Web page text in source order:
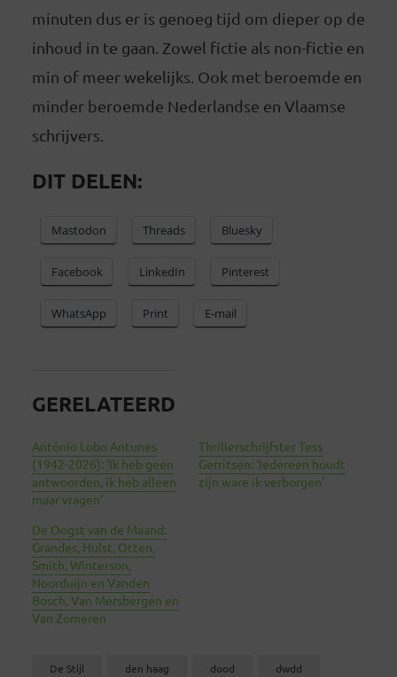
minuten dus er is genoeg tijd om dieper op de
inhoud in te gaan. Zowel fictie als non-fictie en
min of meer wekelijks. Ook met beroemde en
minder beroemde Nederlandse en Vlaamse
schrijvers.
DIT DELEN:
Mastodon Threads Bluesky
Facebook LinkedIn Pinterest
WhatsApp Print E-mail
GERELATEERD
António Lobo Antunes
(1942-2026): ‘Ik heb geen
antwoorden, ik heb alleen
maar vragen’
Thrillerschrijfster Tess
Gerritsen: ‘Iedereen houdt
zijn ware ik verborgen’
De Oogst van de Maand:
Grandes, Hulst, Otten,
Smith, Winterson,
Noorduijn en Vanden
Bosch, Van Mersbergen en
Van Zomeren
De Stijl den haag dood dwdd